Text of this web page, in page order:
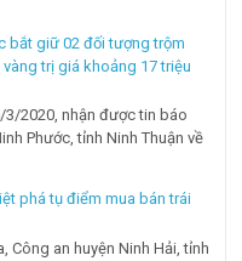
bắt giữ 02 đối tượng trộm
trị giá khoảng 17 triệu
2020, nhận được tin báo
Phước, tỉnh Ninh Thuận về
phá tụ điểm mua bán trái
Công an huyện Ninh Hải, tỉnh